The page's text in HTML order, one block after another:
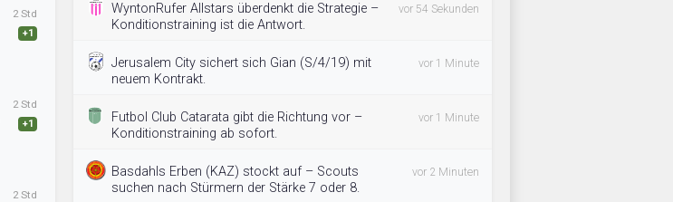
2 Std
+1
2 Std
+1
2 Std
WyntonRufer Allstars überdenkt die Strategie –
Konditionstraining ist die Antwort.
vor 54 Sekunden
Jerusalem City sichert sich Gian (S/4/19) mit
neuem Kontrakt.
vor 1 Minute
Futbol Club Catarata gibt die Richtung vor –
Konditionstraining ab sofort.
vor 1 Minute
Basdahls Erben (KAZ) stockt auf – Scouts
suchen nach Stürmern der Stärke 7 oder 8.
vor 2 Minuten